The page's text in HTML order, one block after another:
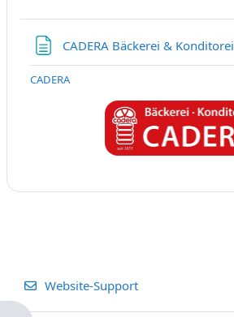
CADERA Bäckerei & Konditorei
CADERA
Website-Support